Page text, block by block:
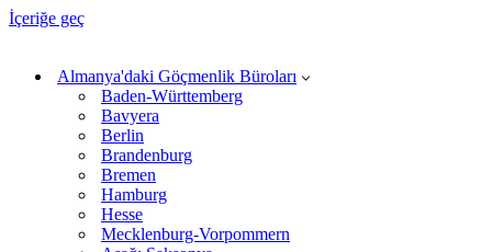
İçeriğe geç
Almanya'daki Göçmenlik Büroları
Baden-Württemberg
Bavyera
Berlin
Brandenburg
Bremen
Hamburg
Hesse
Mecklenburg-Vorpommern